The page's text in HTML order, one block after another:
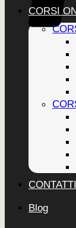
CORSI
CONTATTI
Blog